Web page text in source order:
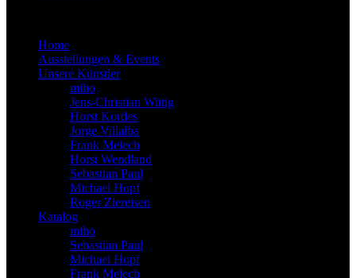
Home
Ausstellungen & Events
Unsere Künstler
miho
Jens-Christian Wittig
Horst Kordes
Jorge Villalba
Frank Melech
Horst Wendland
Sebastian Paul
Michael Hopf
Roger Ziereisen
Katalog
miho
Sebastian Paul
Michael Hopf
Frank Melech